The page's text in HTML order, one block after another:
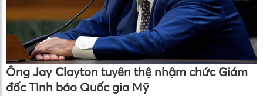
Ông Jay Clayton tuyên thệ nhậm chức Giám
đốc Tình báo Quốc gia Mỹ